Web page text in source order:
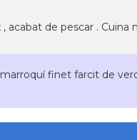
de pescar . Cuina
finet farcit de